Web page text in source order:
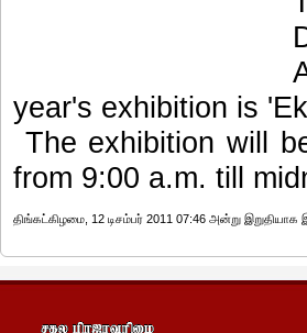
year's exhibition is
The exhibition will
from 9:00 a.m. till
திங்கட்கிழமை, 12 டிசம்பர் 2011 07:46 அன்று